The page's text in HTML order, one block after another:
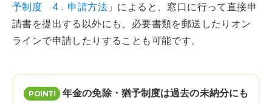
予制度 4．申請方法 」によると、窓口に行って直接申
請書を提出する以外にも、必要書類を郵送したりオン
ラインで申請したりすることも可能です。
年金の免除・猶予制度は過去の未納分にも